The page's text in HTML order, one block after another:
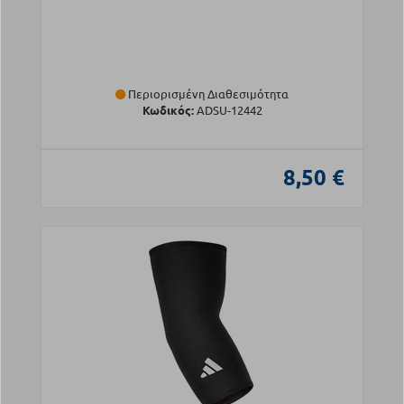
Περιορισμένη Διαθεσιμότητα
Κωδικός:ADSU-12442
8,50 €